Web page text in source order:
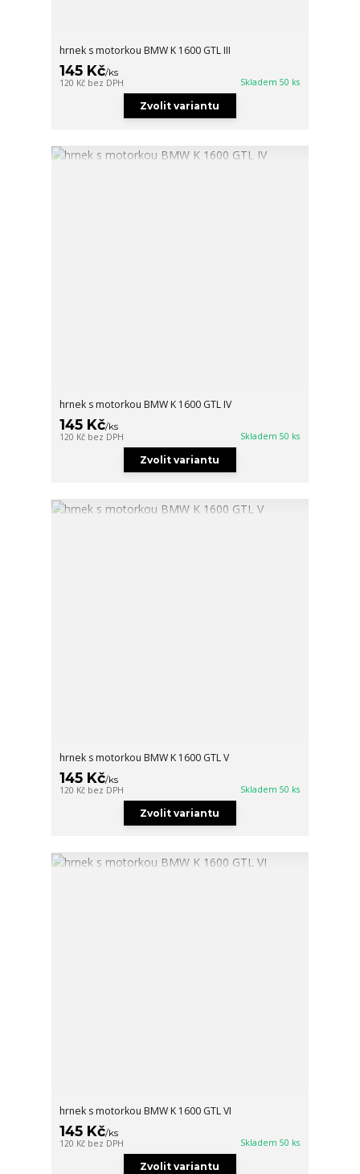
hrnek s motorkou BMW K 1600 GTL III
145 Kč/ks
120 Kč bez DPH Skladem 50 ks
Zvolit variantu
hrnek s motorkou BMW K 1600 GTL IV
145 Kč/ks
120 Kč bez DPH Skladem 50 ks
Zvolit variantu
hrnek s motorkou BMW K 1600 GTL V
145 Kč/ks
120 Kč bez DPH Skladem 50 ks
Zvolit variantu
hrnek s motorkou BMW K 1600 GTL VI
145 Kč/ks
120 Kč bez DPH Skladem 50 ks
Zvolit variantu